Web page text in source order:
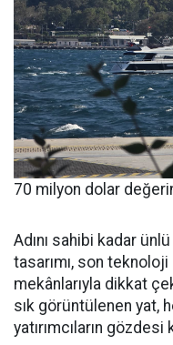
70 milyon dolar
Adını sahibi kadar
tasarımı, son teknoloji
mekânlarıyla dikkat
sık görüntülenen yat,
yatırımcıların